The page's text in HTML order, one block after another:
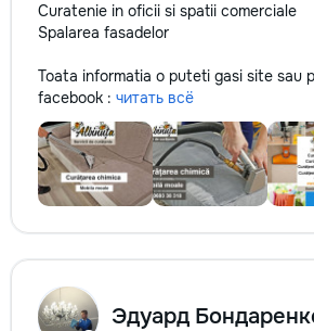
Curatenie in oficii si spatii comerciale
Spalarea fasadelor
Toata informatia o puteti gasi site sau
facebook : читать всё
Эдуард